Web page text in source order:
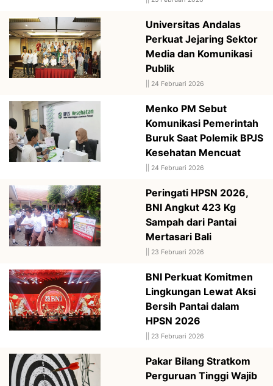
Universitas Andalas
Perkuat Jejaring Sektor
Media dan Komunikasi
Publik
24 Februari 2026
Menko PM Sebut
Komunikasi Pemerintah
Buruk Saat Polemik BPJS
Kesehatan Mencuat
24 Februari 2026
Peringati HPSN 2026,
BNI Angkut 423 Kg
Sampah dari Pantai
Mertasari Bali
23 Februari 2026
BNI Perkuat Komitmen
Lingkungan Lewat Aksi
Bersih Pantai dalam
HPSN 2026
23 Februari 2026
Pakar Bilang Stratkom
Perguruan Tinggi Wajib